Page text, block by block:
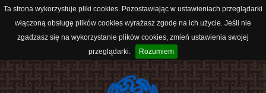
Ta strona wykorzystuje pliki cookies. Pozostawiając w ustawieniach przeglądarki
włączoną obsługę plików cookies wyrażasz zgodę na ich użycie. Jeśli nie
zgadzasz się na wykorzystanie plików cookies, zmień ustawienia swojej
przeglądarki.
Rozumiem